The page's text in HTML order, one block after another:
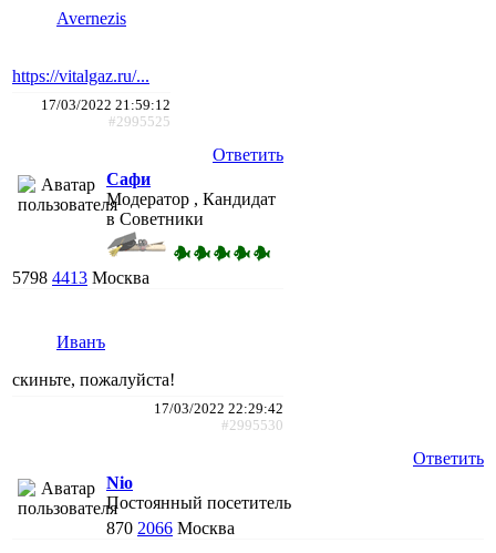
Avernezis
https://vitalgaz.ru/...
17/03/2022 21:59:12
#2995525
Ответить
Сафи
Модератор , Кандидат
в Советники
5798 4413 Москва
Иванъ
скиньте, пожалуйста!
17/03/2022 22:29:42
#2995530
Ответить
Nio
Постоянный посетитель
870 2066 Москва